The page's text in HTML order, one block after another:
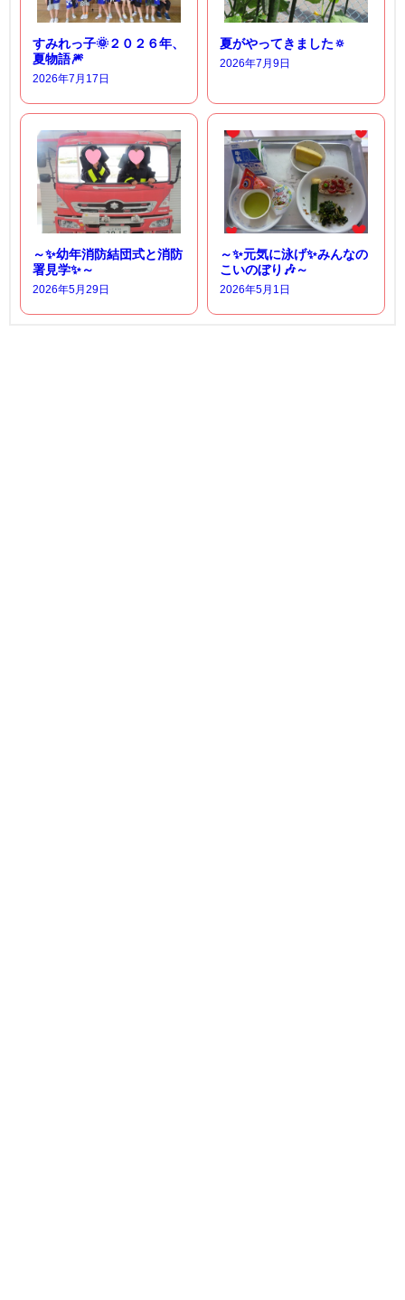
すみれっ子🌞２０２６年、
夏物語🎆
2026年7月17日
夏がやってきました🔅
2026年7月9日
～✨幼年消防結団式と消防
署見学✨～
2026年5月29日
～✨元気に泳げ✨みんなの
こいのぼり🎶～
2026年5月1日